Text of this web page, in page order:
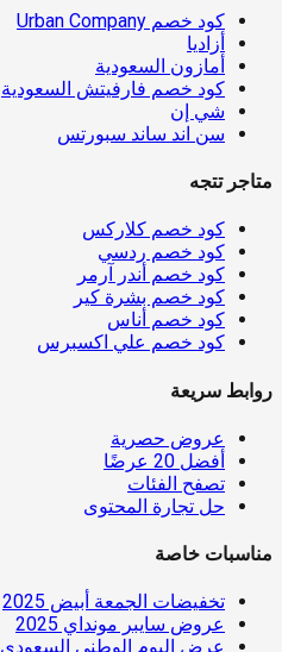
كود خصم Urban Company
أزاديا
أمازون السعودية
كود خصم فارفيتش السعودية
شي إن
سن اند ساند سبورتس
متاجر تتجه
كود خصم كلاركس
كود خصم ردسي
كود خصم أندر آرمر
كود خصم بشرة كير
كود خصم أناس
كود خصم علي اكسبرس
روابط سريعة
عروض حصرية
أفضل 20 عرضًا
تصفح الفئات
حل تجارة المحتوى
مناسبات خاصة
تخفيضات الجمعة أبيض 2025
عروض سايبر مونداي 2025
عرض اليوم الوطني السعودي 2025